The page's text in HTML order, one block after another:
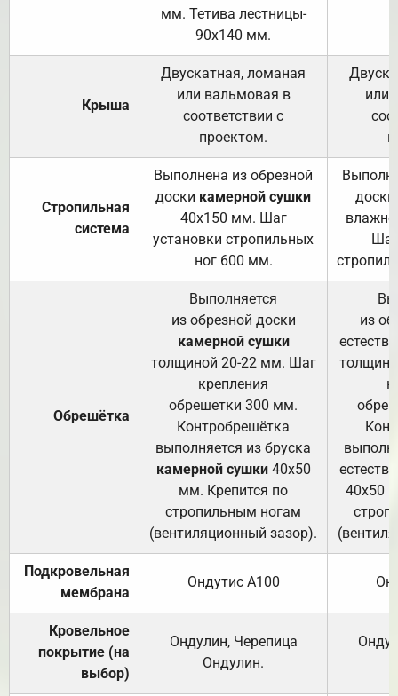
мм. Тетива лестницы-
90х140 мм.
Крыша
Двускатная, ломаная
или вальмовая в
соответствии с
проектом.
или
Стропильная
система
Выполнена из обрезной
доски камерной сушки
40х150 мм. Шаг
установки стропильных
ног 600 мм.
доски
Обрешётка
Выполняется
из обрезной доски
камерной сушки
толщиной 20-22 мм. Шаг
крепления
обрешетки 300 мм.
Контробрешётка
выполняется из бруска
камерной сушки40х50
мм. Крепится по
стропильным ногам
(вентиляционный зазор).
из
40х50
Подкровельная
мембрана
Ондутис А100
Кровельное
покрытие (на
выбор)
Ондулин, Черепица
Ондулин.